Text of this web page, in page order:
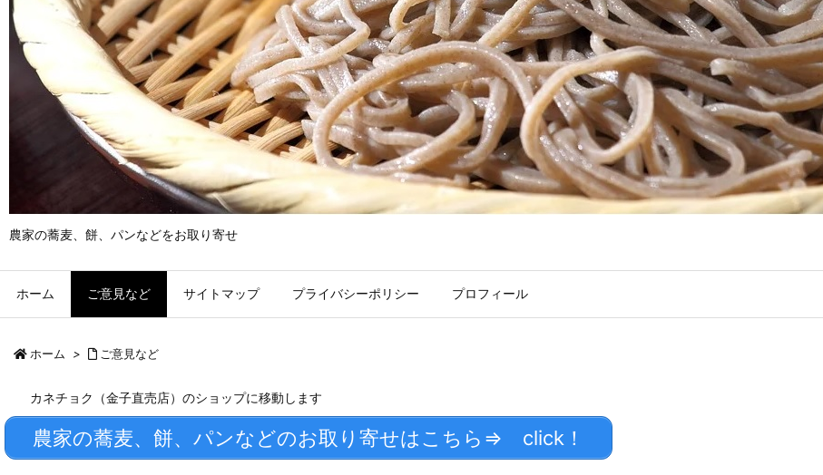
農家の蕎麦、餅、パンなどをお取り寄せ
ホーム ご意見など サイトマップ プライバシーポリシー プロフィール
ホーム > ご意見など
カネチョク（金子直売店）のショップに移動します
農家の蕎麦、餅、パンなどのお取り寄せはこちら⇒ click！